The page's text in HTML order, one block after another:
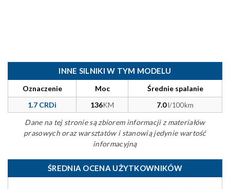
INNE SILNIKI W TYM MODELU
Oznaczenie Moc
Średnie spalanie
1.7 CRDi
136KM 7.0l/100km
Dane na tej stronie są zbiorem informacji z materiałów
prasowych oraz warsztatów i stanowią jedynie wartość
informacyjną
ŚREDNIA OCENA UŻYTKOWNIKÓW